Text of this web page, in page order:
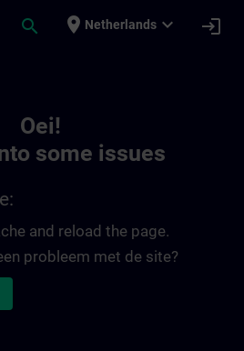
search place Netherlands expand_more login
Oei!
some issues
and reload the page.
probleem met de site?